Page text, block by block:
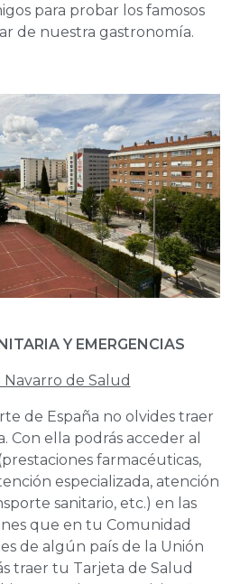
para probar los famosos
de nuestra gastronomía.
Y EMERGENCIAS
Navarro de Salud
de España no olvides traer
Con ella podrás acceder al
farmacéuticas,
especializada, atención
sanitario, etc.) en las
que en tu Comunidad
de algún país de la Unión
traer tu Tarjeta de Salud